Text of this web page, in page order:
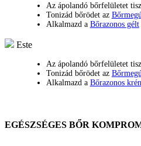
Az ápolandó bőrfelületet
Tonizád bőrödet az
Alkalmazd a Bőrazonos gélt
Este
Az ápolandó bőrfelületet
Tonizád bőrödet az
Alkalmazd a Bőrazonos
EGÉSZSÉGES BŐR